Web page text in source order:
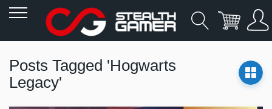
contenu
Posts Tagged 'Hogwarts
Legacy'